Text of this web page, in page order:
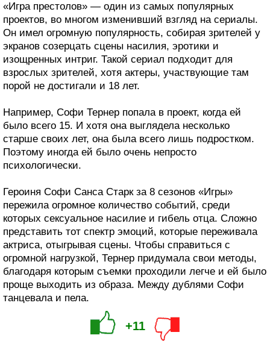
«Игра престолов» — один из самых популярных
проектов, во многом изменивший взгляд на сериалы.
Он имел огромную популярность, собирая зрителей у
экранов созерцать сцены насилия, эротики и
изощренных интриг. Такой сериал подходит для
взрослых зрителей, хотя актеры, участвующие там
порой не достигали и 18 лет.
Например, Софи Тернер попала в проект, когда ей
было всего 15. И хотя она выглядела несколько
старше своих лет, она была всего лишь подростком.
Поэтому иногда ей было очень непросто
психологически.
Героиня Софи Санса Старк за 8 сезонов «Игры»
пережила огромное количество событий, среди
которых сексуальное насилие и гибель отца. Сложно
представить тот спектр эмоций, которые переживала
актриса, отыгрывая сцены. Чтобы справиться с
огромной нагрузкой, Тернер придумала свои методы,
благодаря которым съемки проходили легче и ей было
проще выходить из образа. Между дублями Софи
танцевала и пела.
+11